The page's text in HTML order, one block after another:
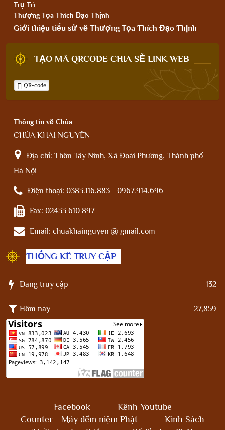
Trụ Trì
Thượng Tọa Thích Đạo Thịnh
Giới thiệu tiểu sử về Thượng Tọa Thích Đạo Thịnh
TẠO MÃ QRCODE CHIA SẺ LINK WEB
QR-code
Thông tin về Chùa
CHÙA KHAI NGUYÊN
Địa chỉ: Thôn Tây Ninh, Xã Đoài Phương, Thành phố
Hà Nội
Điện thoại: 0383.116.883 - 0967.914.696
Fax: 02433 610 897
Email: chuakhainguyen @ gmail.com
THỐNG KÊ TRUY CẬP
Đang truy cập 132
Hôm nay 27,859
Facebook
Kênh Youtube
Counter - Máy đếm niệm Phật
Kinh Sách